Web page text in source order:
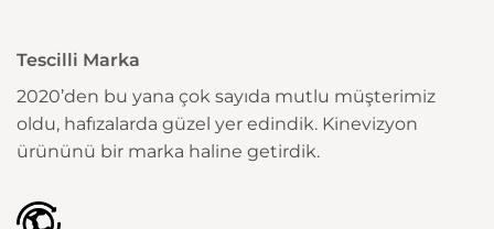
Tescilli Marka
2020’den bu yana çok sayıda mutlu müşterimiz
oldu, hafızalarda güzel yer edindik. Kinevizyon
ürününü bir marka haline getirdik.